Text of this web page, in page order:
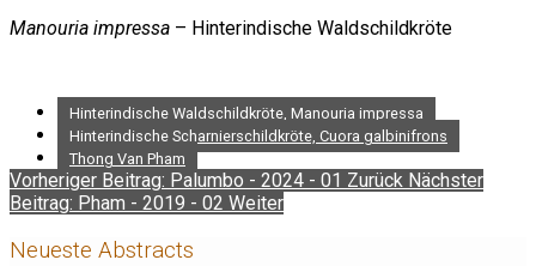
Manouria impressa – Hinterindische Waldschildkröte
Hinterindische Waldschildkröte, Manouria impressa
Hinterindische Scharnierschildkröte, Cuora galbinifrons
Thong Van Pham
Vorheriger Beitrag: Palumbo - 2024 - 01 Zurück Nächster
Beitrag: Pham - 2019 - 02 Weiter
Neueste Abstracts